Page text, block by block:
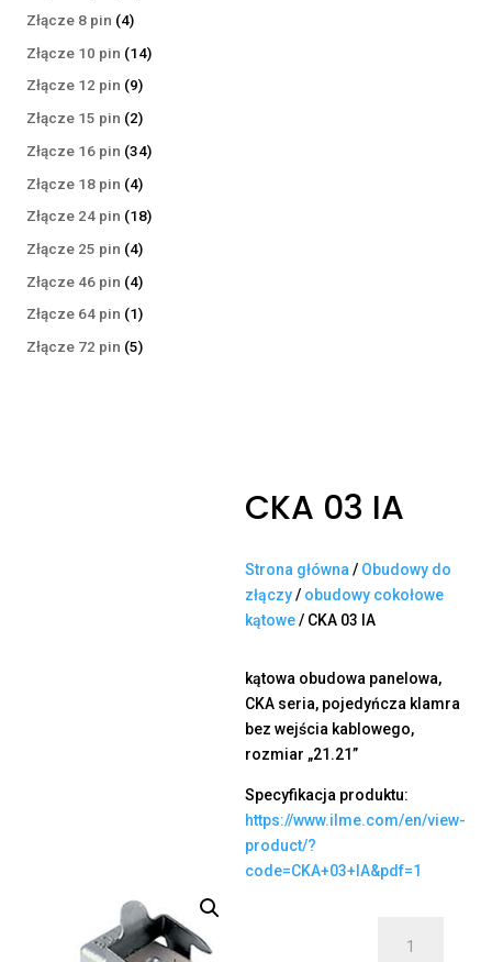
Złącze 8 pin 44
produkty
Złącze 10 pin 1414
Złącze 12 pin 99
produktów
Złącze 15 pin 22
produkty
Złącze 16 pin 3434
Złącze 18 pin 44
produkty
Złącze 24 pin 1818
Złącze 25 pin 44
produkty
Złącze 46 pin 44
produkty
Złącze 64 pin 11
produkt
Złącze 72 pin 55
CKA 03 IA
Strona główna / Obudowy do
złączy/ obudowy cokołowe
kątowe/ CKA 03 IA
kątowa obudowa panelowa,
CKA seria, pojedyńcza klamra
bez wejścia kablowego,
rozmiar „21.21”
Specyfikacja produktu:
https://www.ilme.com/en/view-
product/?
code=CKA+03+IA&pdf=1